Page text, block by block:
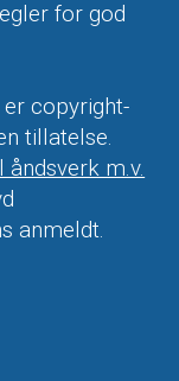
for god
copyright-
tillatelse.
m.v.
anmeldt.